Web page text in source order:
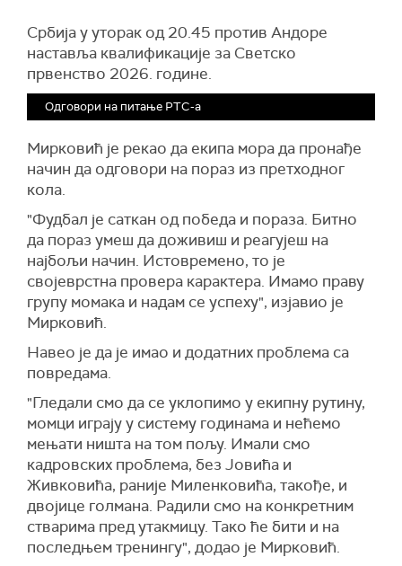
Србија у уторак од 20.45 против Андоре
наставља квалификације за Светско
првенство 2026. године.
Одговори на питање РТС-а
Мирковић је рекао да екипа мора да пронађе
начин да одговори на пораз из претходног
кола.
"Фудбал је саткан од победа и пораза. Битно
да пораз умеш да доживиш и реагујеш на
најбољи начин. Истовремено, то је
својеврстна провера карактера. Имамо праву
групу момака и надам се успеху", изјавио је
Мирковић.
Навео је да је имао и додатних проблема са
повредама.
"Гледали смо да се уклопимо у екипну рутину,
момци играју у систему годинама и нећемо
мењати ништа на том пољу. Имали смо
кадровских проблема, без Јовића и
Живковића, раније Миленковића, такође, и
двојице голмана. Радили смо на конкретним
стварима пред утакмицу. Тако ће бити и на
последњем тренингу", додао је Мирковић.